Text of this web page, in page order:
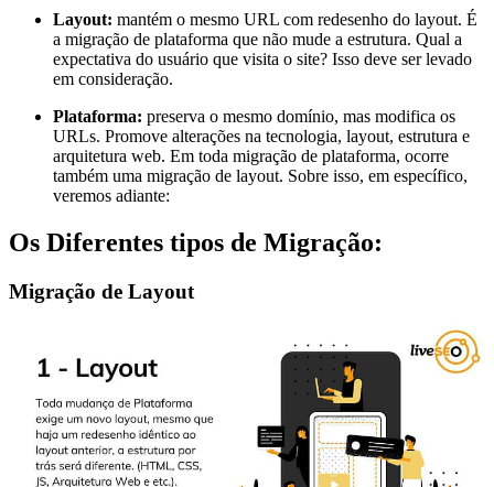
Layout: mantém o mesmo URL com redesenho do layout. É
a migração de plataforma que não mude a estrutura. Qual a
expectativa do usuário que visita o site? Isso deve ser levado
em consideração.
Plataforma: preserva o mesmo domínio, mas modifica os
URLs. Promove alterações na tecnologia, layout, estrutura e
arquitetura web. Em toda migração de plataforma, ocorre
também uma migração de layout. Sobre isso, em específico,
veremos adiante:
Os Diferentes tipos de Migração:
Migração de Layout